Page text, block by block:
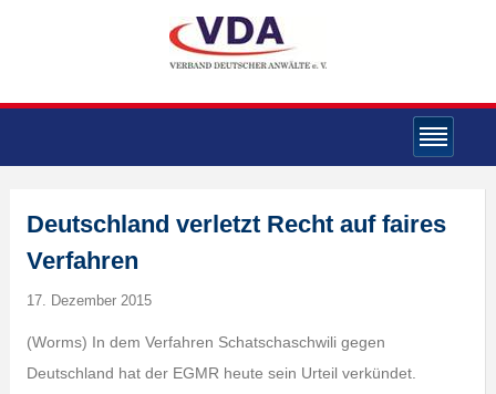
Deutschland verletzt Recht auf faires
Verfahren
17. Dezember 2015
(Worms) In dem Verfahren Schatschaschwili gegen
Deutschland hat der EGMR heute sein Urteil verkündet.